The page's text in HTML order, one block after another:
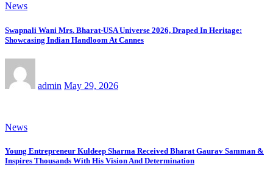
News
Swapnali Wani Mrs. Bharat-USA Universe 2026, Draped In Heritage:
Showcasing Indian Handloom At Cannes
admin May 29, 2026
News
Young Entrepreneur Kuldeep Sharma Received Bharat Gaurav Samman &
Inspires Thousands With His Vision And Determination